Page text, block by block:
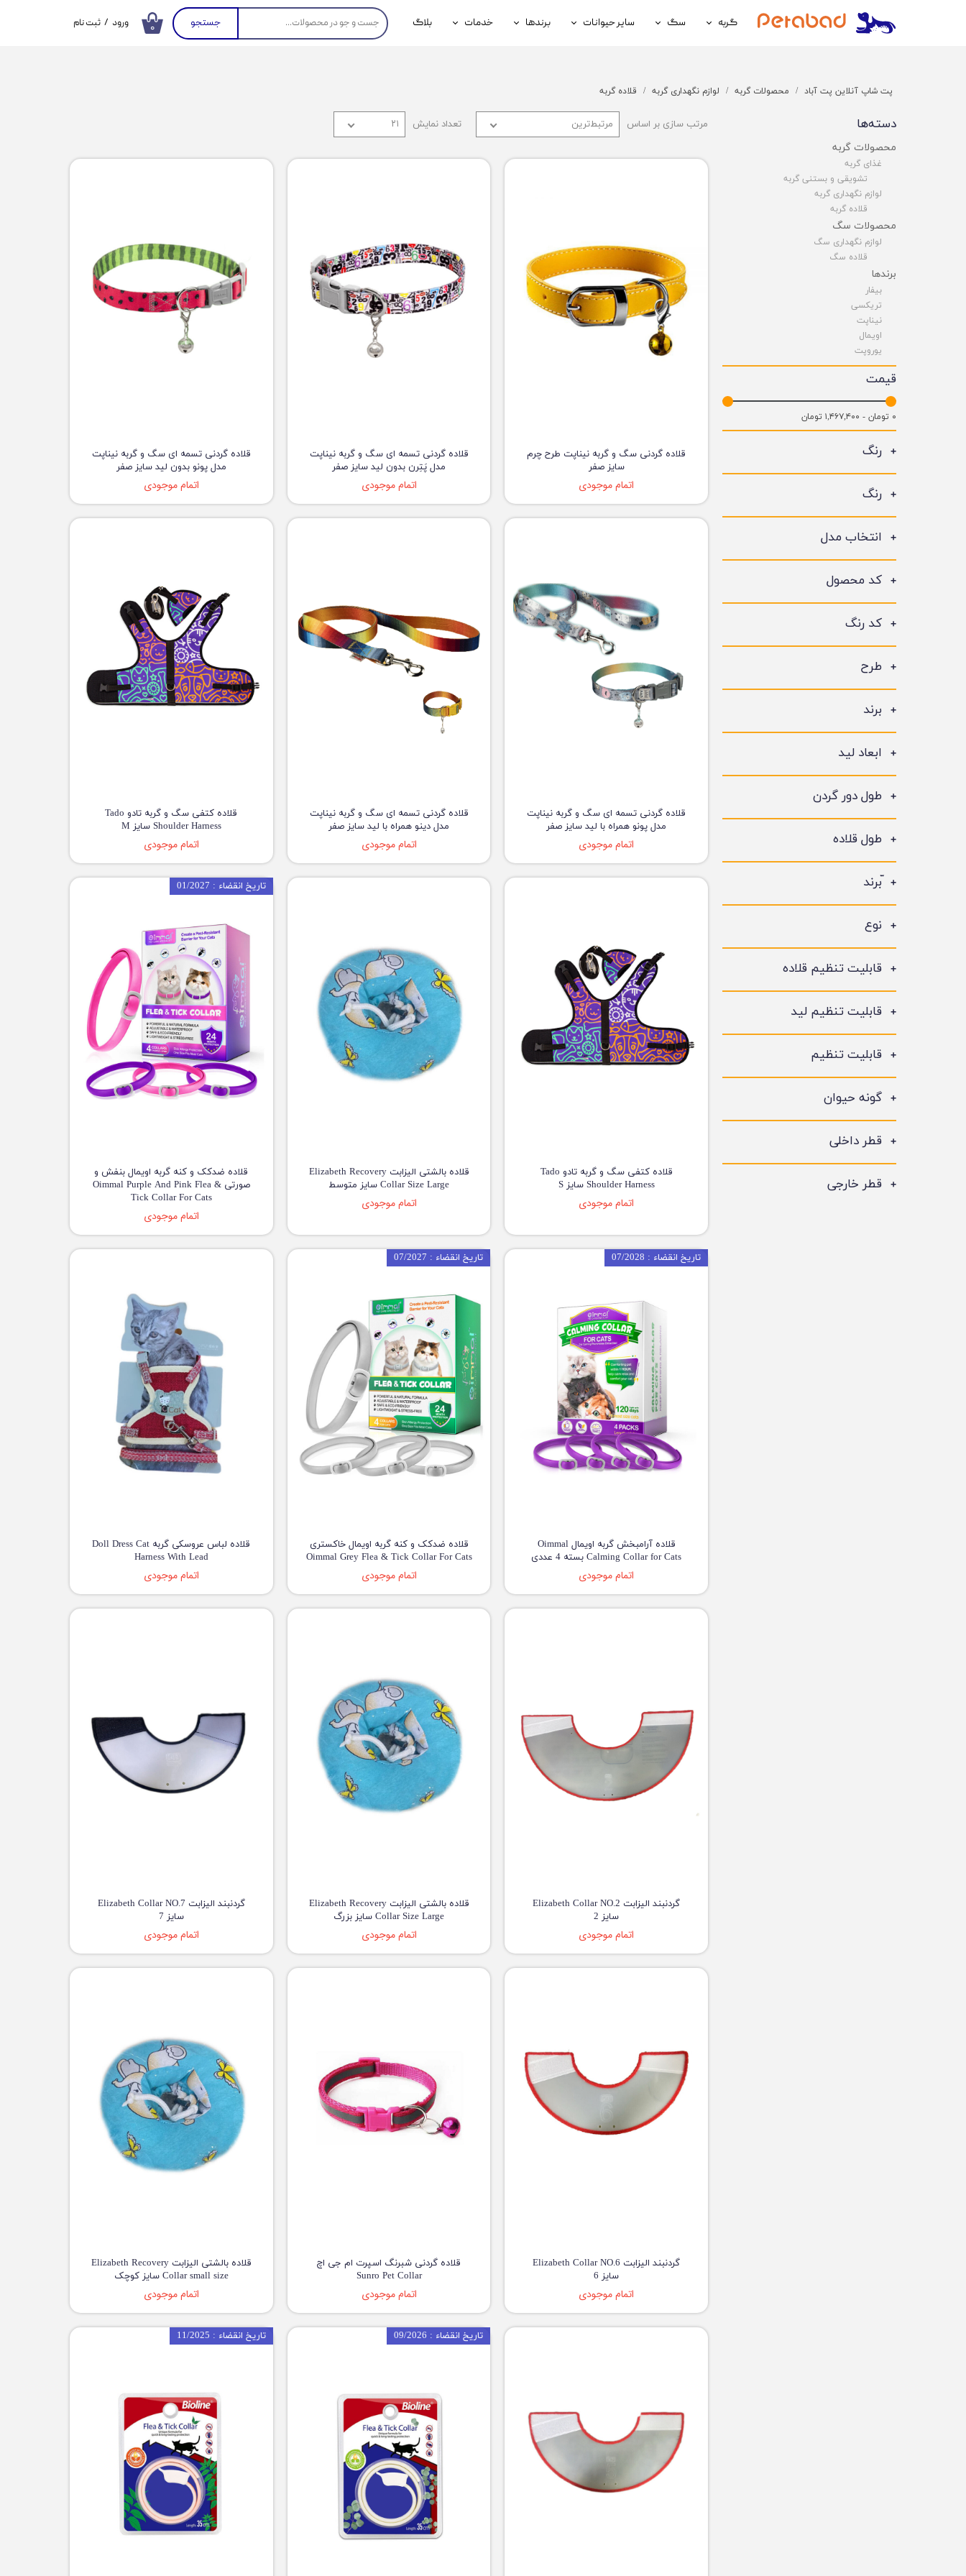
۰ جستجو گربه
لوازم نگهداری گربه
سگ
لوازم نگهداری سگ
آرایشی و بهداشتی سگ
سایر حیوانات
محصولات جوندگان
محصولات آبزیان
برندها
برند رفلکس(Reflex)
بیفار
گورمت
نیناپت
وینستون
خدمات بلاگ ورود / ثبت نام
پت شاپ آنلاین پت آباد محصولات گربه لوازم نگهداری گربه قلاده گربه
دسته‌ها
محصولات گربه
غذای گربه
تشویقی و بستنی گربه
لوازم نگهداری گربه
قلاده گربه
محصولات سگ
لوازم نگهداری سگ
قلاده سگ
برندها
بیفار
تریکسی
نیناپت
اویمال
یوروپت
قیمت
۰ تومان - ۱,۴۶۷,۴۰۰ تومان
رنگ
رنگ
انتخاب مدل
کد محصول
کد رنگ
طرح
برند
ابعاد لید
طول دور گردن
طول قلاده
ّبرند
نوع
قابلیت تنظیم قلاده
قابلیت تنظیم لید
قابلیت تنظیم
گونه حیوان
قطر داخلی
قطر خارجی
مرتب سازی بر اساس مرتبط‌ترین تعداد نمایش ۲۱
قلاده گردنی سگ و گربه نیناپت طرح چرم
سایز صفر
اتمام موجودی
قلاده گردنی تسمه ای سگ و گربه نیناپت
مدل پَتِرن بدون لید سایز صفر
اتمام موجودی
قلاده گردنی تسمه ای سگ و گربه نیناپت
مدل پونو بدون لید سایز صفر
اتمام موجودی
قلاده گردنی تسمه ای سگ و گربه نیناپت
مدل پونو همراه با لید سایز صفر
اتمام موجودی
قلاده گردنی تسمه ای سگ و گربه نیناپت
مدل دینو همراه با لید سایز صفر
اتمام موجودی
قلاده کتفی سگ و گربه تادو Tado
Shoulder Harness سایز M
اتمام موجودی
قلاده کتفی سگ و گربه تادو Tado
Shoulder Harness سایز S
اتمام موجودی
قلاده بالشتی الیزابت Elizabeth Recovery
Collar Size Large سایز متوسط
اتمام موجودی
قلاده ضدکک و کنه گربه اویمال بنفش و
صورتی Oimmal Purple And Pink Flea &
Tick Collar For Cats
اتمام موجودی
تاریخ انقضاء : 01/2027
قلاده آرامبخش گربه اویمال Oimmal
Calming Collar for Cats بسته 4 عددی
اتمام موجودی
تاریخ انقضاء : 07/2028
قلاده ضدکک و کنه گربه اویمال خاکستری
Oimmal Grey Flea & Tick Collar For Cats
اتمام موجودی
تاریخ انقضاء : 07/2027
قلاده لباس عروسکی گربه Doll Dress Cat
Harness With Lead
اتمام موجودی
گردنبند الیزابت Elizabeth Collar NO.2
سایز 2
اتمام موجودی
قلاده بالشتی الیزابت Elizabeth Recovery
Collar Size Large سایز بزرگ
اتمام موجودی
گردنبند الیزابت Elizabeth Collar NO.7
سایز 7
اتمام موجودی
گردنبند الیزابت Elizabeth Collar NO.6
سایز 6
اتمام موجودی
قلاده گردنی شبرنگ اسپرت ام جی اچ
Sunro Pet Collar
اتمام موجودی
قلاده بالشتی الیزابت Elizabeth Recovery
Collar small size سایز کوچک
اتمام موجودی
تاریخ انقضاء : 09/2026 تاریخ انقضاء : 11/2025